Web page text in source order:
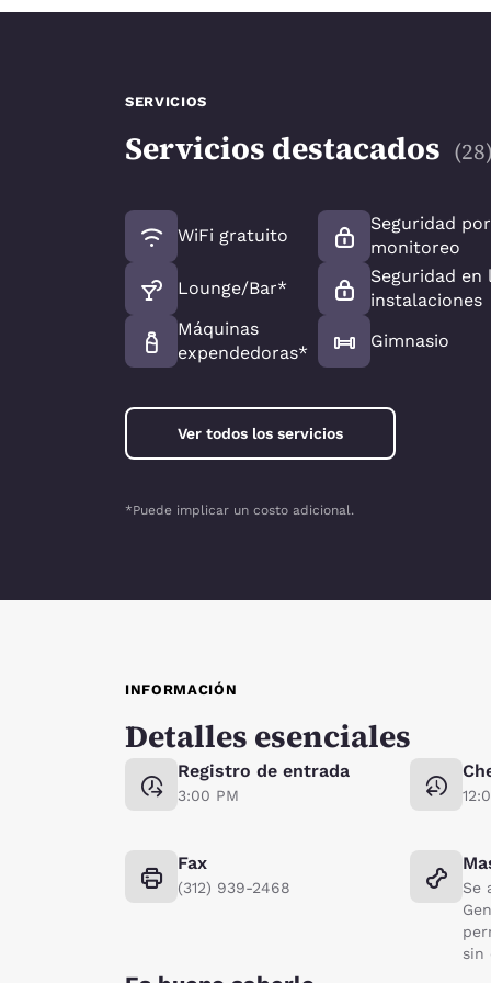
SERVICIOS
Servicios destacados (28
WiFi gratuito
Lounge/Bar*
Máquinas
expendedoras*
Seguridad por
monitoreo
Seguridad en
instalaciones
Gimnasio
Ver todos los servicios
*Puede implicar un costo adicional.
INFORMACIÓN
Detalles esenciales
Registro de entrada
3:00 PM
Fax
(312) 939-2468
Se
sin